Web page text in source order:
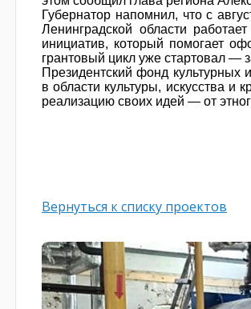
Губернатор напомнил, что с
Ленинградской области
инициатив, который помогает
грантовый цикл уже стартовал —
Президентский фонд культурных
в области культуры, искусства и
реализацию своих идей — от
Вернуться к списку проектов